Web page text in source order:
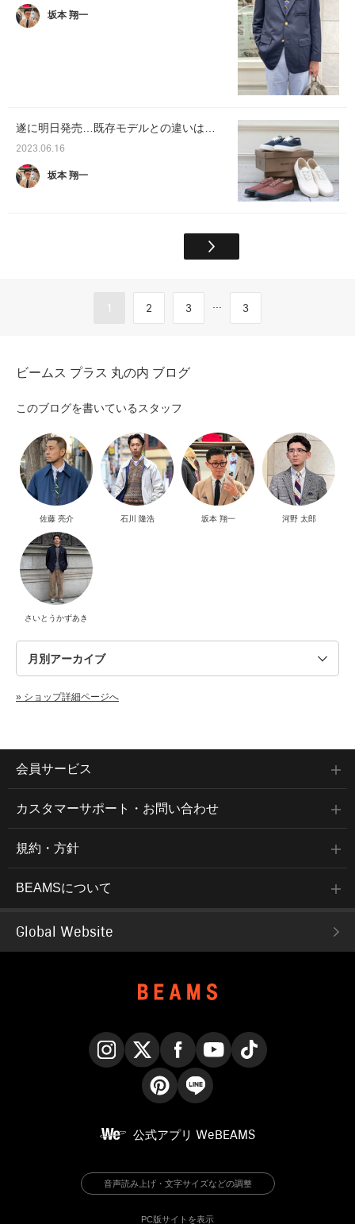
坂本 翔一
遂に明日発売…既存モデルとの違いは…
2023.06.16
坂本 翔一
1 2 3 ... 3
ビームス プラス 丸の内 ブログ
このブログを書いているスタッフ
佐藤 亮介 石川 隆浩 坂本 翔一 河野 太郎
さいとうかずあき
» ショップ詳細ページへ
会員サービス
カスタマーサポート・お問い合わせ
規約・方針
BEAMSについて
Global Website
公式アプリ WeBEAMS
音声読み上げ・文字サイズなどの調整
PC版サイトを表示